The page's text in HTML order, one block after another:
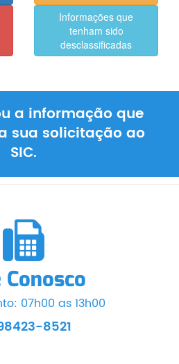
Informações que
tenham sido
desclassificadas
a informação que
sua solicitação ao
SIC.
Conosco
07h00 as 13h00
8521